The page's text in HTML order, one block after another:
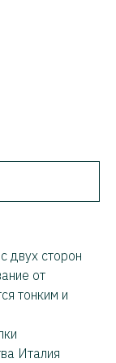
двух сторон
от
тонким и
Италия